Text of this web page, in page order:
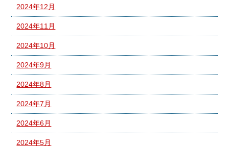
2024年12月
2024年11月
2024年10月
2024年9月
2024年8月
2024年7月
2024年6月
2024年5月